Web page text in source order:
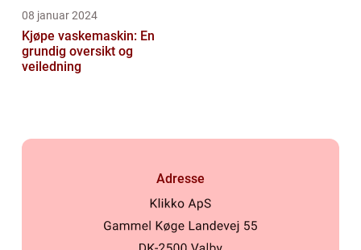
08 januar 2024
Kjøpe vaskemaskin: En
grundig oversikt og
veiledning
Adresse